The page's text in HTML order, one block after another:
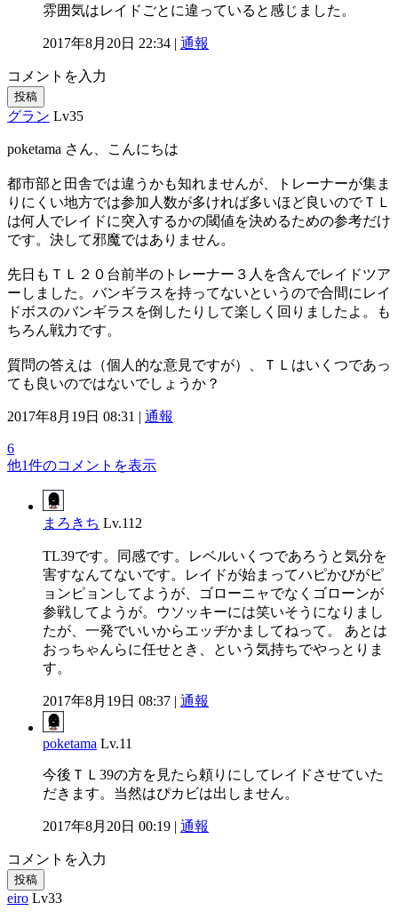
雰囲気はレイドごとに違っていると感じました。
2017年8月20日 22:34 | 通報
コメントを入力
投稿
グラン Lv35
poketama さん、こんにちは
都市部と田舎では違うかも知れませんが、トレーナーが集ま
りにくい地方では参加人数が多ければ多いほど良いのでＴＬ
は何人でレイドに突入するかの閾値を決めるための参考だけ
です。決して邪魔ではありません。
先日もＴＬ２０台前半のトレーナー３人を含んでレイドツア
ーしました。バンギラスを持ってないというので合間にレイ
ドボスのバンギラスを倒したりして楽しく回りましたよ。も
ちろん戦力です。
質問の答えは（個人的な意見ですが）、ＴＬはいくつであっ
ても良いのではないでしょうか？
2017年8月19日 08:31 | 通報
6
他1件のコメントを表示
まろきち Lv.112
TL39です。同感です。レベルいくつであろうと気分を
害すなんてないです。レイドが始まってハピかびがピ
ョンピョンしてようが、ゴローニャでなくゴローンが
参戦してようが。ウソッキーには笑いそうになりまし
たが、一発でいいからエッヂかましてねって。 あとは
おっちゃんらに任せとき、という気持ちでやっとりま
す。
2017年8月19日 08:37 | 通報
poketama Lv.11
今後ＴＬ39の方を見たら頼りにしてレイドさせていた
だきます。当然はぴカビは出しません。
2017年8月20日 00:19 | 通報
コメントを入力
投稿
eiro Lv33